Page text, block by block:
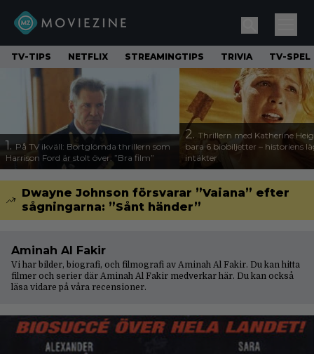
TV-TIPS NETFLIX STREAMINGTIPS TRIVIA TV-SPEL
1. På TV ikväll: Bortglömda thrillern som
Harrison Ford är stolt över: ”Bra film”
2. Thrillern med Katherine
bara 6 biobiljetter – historiens
intäkter
Dwayne Johnson försvarar ”Vaiana” efter
sågningarna: ”Sånt händer”
Aminah Al Fakir
Vi har bilder, biografi, och filmografi av Aminah Al Fakir. Du kan hitta
filmer och serier där Aminah Al Fakir medverkar här. Du kan också
läsa vidare på våra recensioner.